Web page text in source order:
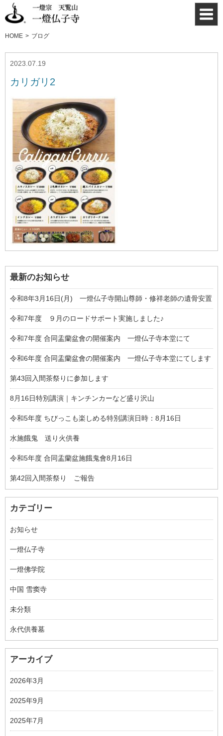
HOME ブログ
2023.07.19
カリガリ2
最新のお知らせ
令和8年3月16日(月) 一燈仏子寺開山尊師・修祥老師の遺骨安置
令和7年度 ９月のロードサポート実施しました♪
令和7年度 合同盂蘭盆會の開催案内 一燈仏子寺本堂にて
令和6年度 合同盂蘭盆會の開催案内 一燈仏子寺本堂にてします
第43回入間茶祭りに参加します
8月16日特別講演｜キンチンカーなど盛り沢山
令和5年度 ちびっこも楽しめる特別講演日時：8月16日
水施餓鬼 送り火供養
令和5年度 合同盂蘭盆施餓鬼會8月16日
第42回入間茶祭り ご報告
カテゴリー
お知らせ
一燈仏子寺
一燈佛学院
中国 雪窦寺
未分類
永代供養墓
アーカイブ
2026年3月
2025年9月
2025年7月